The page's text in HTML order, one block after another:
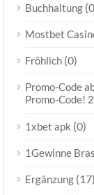
Buchhaltung
Mostbet
Fröhlich (0)
Promo-Code
Promo-Code!
1xbet apk (0)
1Gewinne
Ergänzung (17)